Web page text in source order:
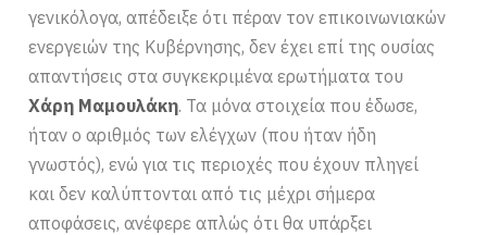
γενικόλογα, απέδειξε ότι πέραν τον επικοινωνιακών
ενεργειών της Κυβέρνησης, δεν έχει επί της ουσίας
απαντήσεις στα συγκεκριμένα ερωτήματα του
Χάρη Μαμουλάκη. Τα μόνα στοιχεία που έδωσε,
ήταν ο αριθμός των ελέγχων (που ήταν ήδη
γνωστός), ενώ για τις περιοχές που έχουν πληγεί
και δεν καλύπτονται από τις μέχρι σήμερα
αποφάσεις, ανέφερε απλώς ότι θα υπάρξει